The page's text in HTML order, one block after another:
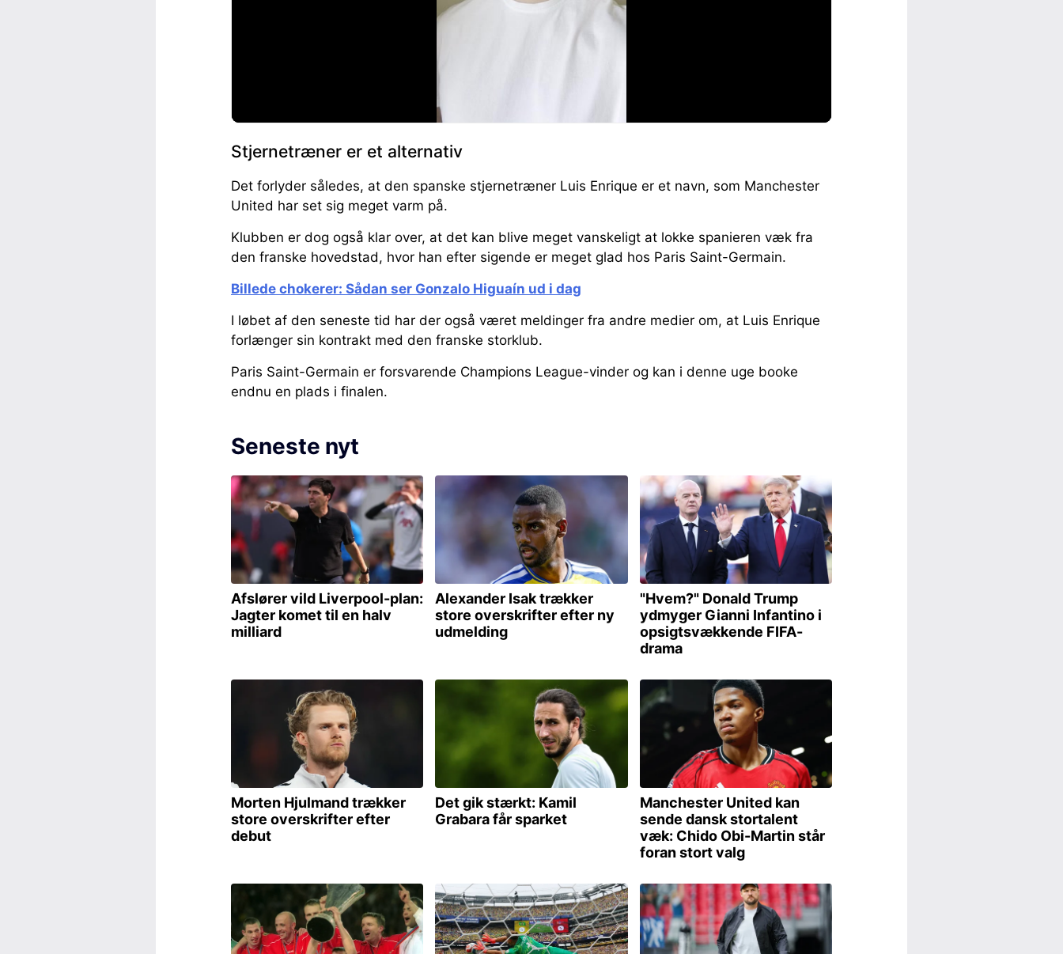
Stjernetræner er et alternativ
Det forlyder således, at den spanske stjernetræner Luis Enrique er et navn, som Manchester
United har set sig meget varm på.
Klubben er dog også klar over, at det kan blive meget vanskeligt at lokke spanieren væk fra
den franske hovedstad, hvor han efter sigende er meget glad hos Paris Saint-Germain.
Billede chokerer: Sådan ser Gonzalo Higuaín ud i dag
I løbet af den seneste tid har der også været meldinger fra andre medier om, at Luis Enrique
forlænger sin kontrakt med den franske storklub.
Paris Saint-Germain er forsvarende Champions League-vinder og kan i denne uge booke
endnu en plads i finalen.
Seneste nyt